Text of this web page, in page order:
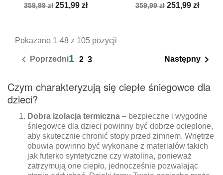
Cena
359,99 zł Cena
251,99 zł
Cena
359,99 zł Cena
251,99 zł
Pokazano 1-48 z 105 pozycji
 Poprzedni1 2 3 Następny 
Czym charakteryzują się ciepłe śniegowce dla
dzieci?
Dobra izolacja termiczna – bezpieczne i wygodne
śniegowce dla dzieci powinny być dobrze ocieplone,
aby skutecznie chronić stopy przed zimnem. Wnętrze
obuwia powinno być wykonane z materiałów takich
jak futerko syntetyczne czy watolina, ponieważ
zatrzymują one ciepło, jednocześnie pozwalając